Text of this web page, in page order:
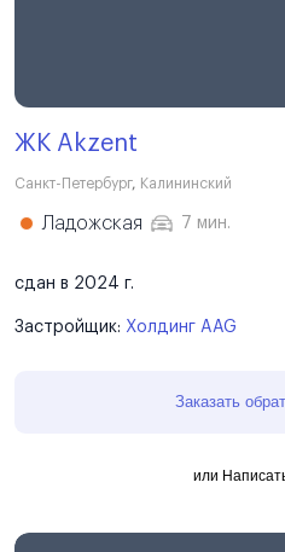
ЖК Akzent
Санкт-Петербург, Калининский
Ладожская 7 мин.
сдан в 2024 г.
Застройщик: Холдинг AAG
Заказать
или